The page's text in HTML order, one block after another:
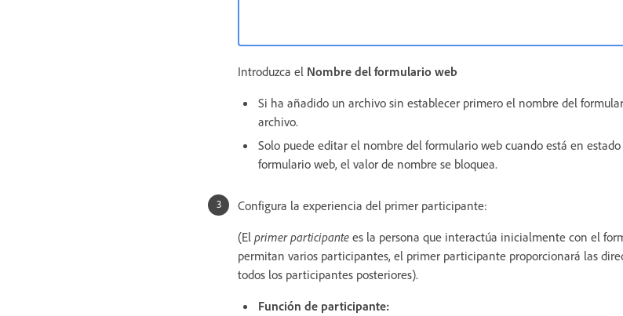
Introduzca el Nombre del formulario web
Si ha añadido un archivo sin establecer primero el nombre del
archivo.
Solo puede editar el nombre del formulario web cuando está en estado
formulario web, el valor de nombre se bloquea.
Configura la experiencia del primer participante:
(El primer participante es la persona que interactúa inicialmente con el
permitan varios participantes, el primer participante proporcionará las
todos los participantes posteriores).
Función de participante: